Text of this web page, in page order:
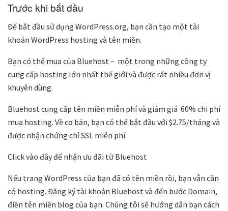
Trước khi bắt đầu
Để bắt đầu sử dụng WordPress.org, bạn cần tạo một tài
khoản WordPress hosting và tên miền.
Bạn có thể mua của Bluehost – một trong những công ty
cung cấp hosting lớn nhất thế giới và được rất nhiều đơn vị
khuyên dùng.
Bluehost cung cấp tên miền miễn phí và giảm giá 60% chi phí
mua hosting. Về cơ bản, bạn có thể bắt đầu với $2.75/tháng và
được nhận chứng chỉ SSL miễn phí.
Click vào đây để nhận ưu đãi từ Bluehost
Nếu trang WordPress của bạn đã có tên miền rồi, bạn vẫn cần
có hosting. Đăng ký tài khoản Bluehost và đến bước Domain,
điền tên miền blog của bạn. Chúng tôi sẽ hướng dẫn bạn cách